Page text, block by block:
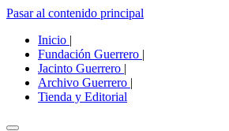
Pasar al contenido principal
Inicio |
Fundación Guerrero |
Jacinto Guerrero |
Archivo Guerrero |
Tienda y Editorial